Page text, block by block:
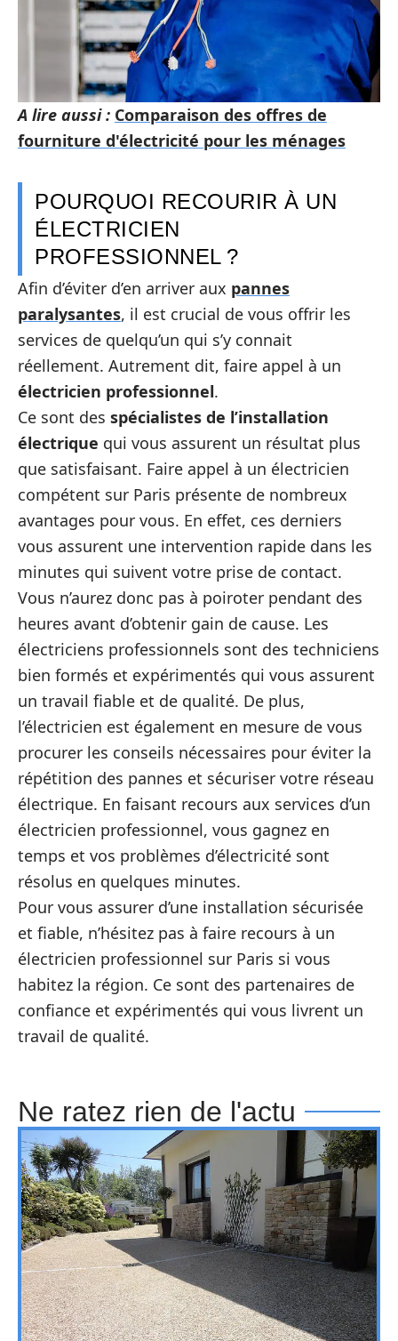
A lire aussi : Comparaison des offres de
fourniture d'électricité pour les ménages
POURQUOI RECOURIR À UN
ÉLECTRICIEN
PROFESSIONNEL ?
Afin d’éviter d’en arriver aux pannes
paralysantes, il est crucial de vous offrir les
services de quelqu’un qui s’y connait
réellement. Autrement dit, faire appel à un
électricien professionnel.
Ce sont des spécialistes de l’installation
électrique qui vous assurent un résultat plus
que satisfaisant. Faire appel à un électricien
compétent sur Paris présente de nombreux
avantages pour vous. En effet, ces derniers
vous assurent une intervention rapide dans les
minutes qui suivent votre prise de contact.
Vous n’aurez donc pas à poiroter pendant des
heures avant d’obtenir gain de cause. Les
électriciens professionnels sont des techniciens
bien formés et expérimentés qui vous assurent
un travail fiable et de qualité. De plus,
l’électricien est également en mesure de vous
procurer les conseils nécessaires pour éviter la
répétition des pannes et sécuriser votre réseau
électrique. En faisant recours aux services d’un
électricien professionnel, vous gagnez en
temps et vos problèmes d’électricité sont
résolus en quelques minutes.
Pour vous assurer d’une installation sécurisée
et fiable, n’hésitez pas à faire recours à un
électricien professionnel sur Paris si vous
habitez la région. Ce sont des partenaires de
confiance et expérimentés qui vous livrent un
travail de qualité.
Ne ratez rien de l'actu